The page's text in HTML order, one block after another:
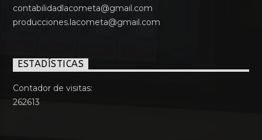
contabilidadlacometa@gmail.com
producciones.lacometa@gmail.com
ESTADÍSTICAS
Contador de visitas:
262613